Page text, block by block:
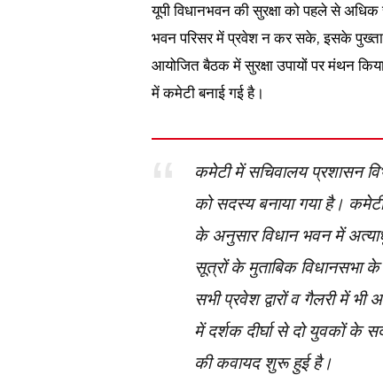
यूपी विधानभवन की सुरक्षा को पहले से
भवन परिसर में प्रवेश न कर सके, इसके पुख्ता
आयोजित बैठक में सुरक्षा उपायों पर मंथन
में कमेटी बनाई गई है।
कमेटी में सचिवालय प्रशासन
को सदस्य बनाया गया है। कमेटी
के अनुसार विधान भवन में
सूत्रों के मुताबिक विधानसभा
सभी प्रवेश द्वारों व गैलरी में
में दर्शक दीर्घा से दो युवकों के
की कवायद शुरू हुई है।